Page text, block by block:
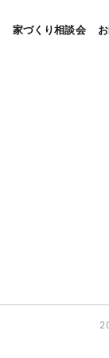
家づくり相談会